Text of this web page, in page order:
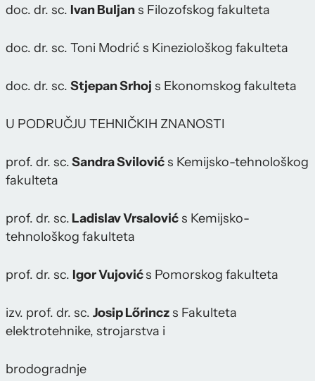
doc. dr. sc. Ivan Buljans Filozofskog fakulteta
doc. dr. sc. Toni Modrić s Kineziološkog fakulteta
doc. dr. sc. Stjepan Srhoj s Ekonomskog fakulteta
U PODRUČJU TEHNIČKIH ZNANOSTI
prof. dr. sc.Sandra Svilovićs Kemijsko-tehnološkog
fakulteta
prof. dr. sc. Ladislav Vrsalovićs Kemijsko-
tehnološkog fakulteta
prof. dr. sc. Igor Vujovićs Pomorskog fakulteta
izv. prof. dr. sc. Josip Lőrinczs Fakulteta
elektrotehnike, strojarstva i
brodogradnje